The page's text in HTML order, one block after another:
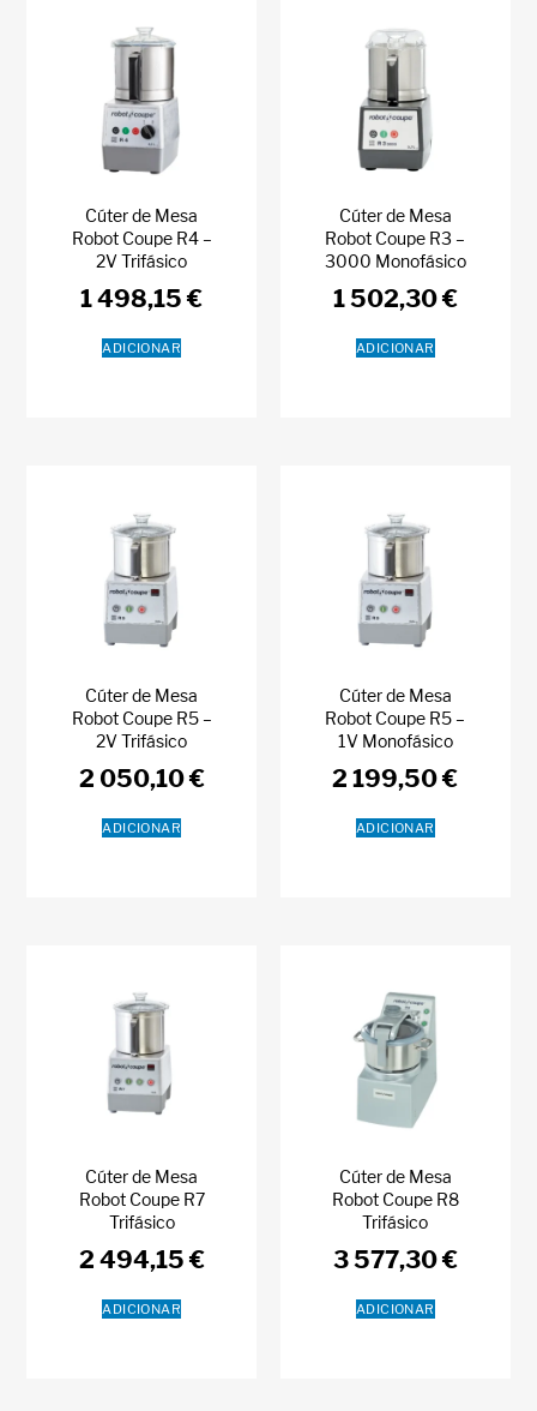
Cúter de Mesa
Robot Coupe R4 –
2V Trifásico
1 498,15€
ADICIONAR
Cúter de Mesa
Robot Coupe R3 –
3000 Monofásico
1 502,30€
ADICIONAR
Cúter de Mesa
Robot Coupe R5 –
2V Trifásico
2 050,10€
ADICIONAR
Cúter de Mesa
Robot Coupe R5 –
1V Monofásico
2 199,50€
ADICIONAR
Cúter de Mesa
Robot Coupe R7
Trifásico
2 494,15 €
ADICIONAR
Cúter de Mesa
Robot Coupe R8
Trifásico
3 577,30€
ADICIONAR